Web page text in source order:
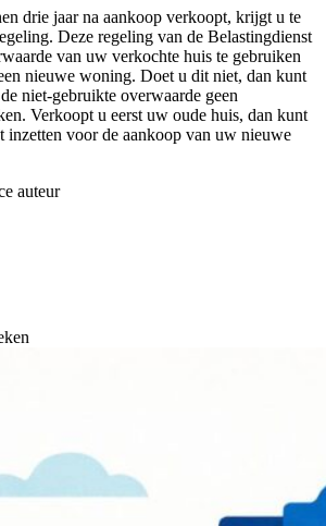
drie jaar na aankoop verkoopt, krijgt u te
Deze regeling van de Belastingdienst
van uw verkochte huis te gebruiken
nieuwe woning. Doet u dit niet, dan kunt
niet-gebruikte overwaarde geen
Verkoopt u eerst uw oude huis, dan kunt
inzetten voor de aankoop van uw nieuwe
auteur